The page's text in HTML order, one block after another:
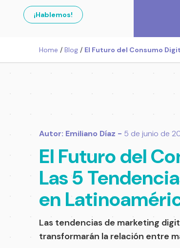
¡Hablemos!
Home / Blog / El Futuro del Consumo
Autor: Emiliano Díaz - 5 de junio de
El Futuro del
Las 5
en
Las tendencias de marketing
transformarán la relación entre